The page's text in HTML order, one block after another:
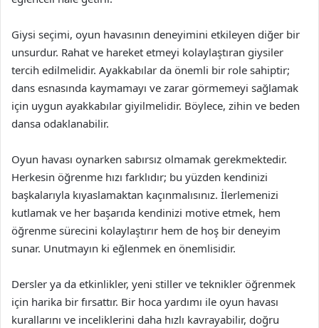
Giysi seçimi, oyun havasının deneyimini etkileyen diğer bir
unsurdur. Rahat ve hareket etmeyi kolaylaştıran giysiler
tercih edilmelidir. Ayakkabılar da önemli bir role sahiptir;
dans esnasında kaymamayı ve zarar görmemeyi sağlamak
için uygun ayakkabılar giyilmelidir. Böylece, zihin ve beden
dansa odaklanabilir.
Oyun havası oynarken sabırsız olmamak gerekmektedir.
Herkesin öğrenme hızı farklıdır; bu yüzden kendinizi
başkalarıyla kıyaslamaktan kaçınmalısınız. İlerlemenizi
kutlamak ve her başarıda kendinizi motive etmek, hem
öğrenme sürecini kolaylaştırır hem de hoş bir deneyim
sunar. Unutmayın ki eğlenmek en önemlisidir.
Dersler ya da etkinlikler, yeni stiller ve teknikler öğrenmek
için harika bir fırsattır. Bir hoca yardımı ile oyun havası
kurallarını ve inceliklerini daha hızlı kavrayabilir, doğru